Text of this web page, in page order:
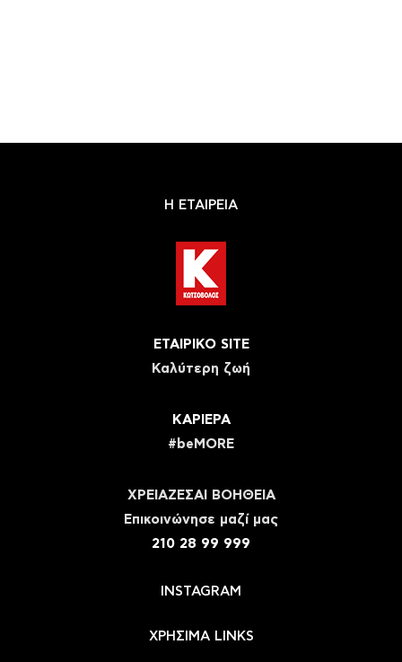
Η ΕΤΑΙΡΕΙΑ
ΕΤΑΙΡΙΚΟ SITE
Καλύτερη ζωή
ΚΑΡΙΕΡΑ
#beMORE
ΧΡΕΙΑΖΕΣΑΙ ΒΟΗΘΕΙΑ
Eπικοινώνησε μαζί μας
210 28 99 999
INSTAGRAM
ΧΡΗΣΙΜΑ LINKS